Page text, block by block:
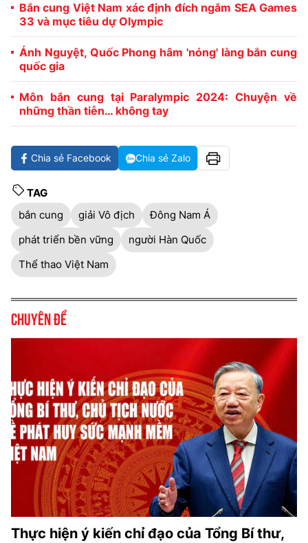
Bắn cung Việt Nam xác định đích ngắm SEA Games
33 và mục tiêu dự Olympic
Ánh Nguyệt, Quốc Phong hâm 'nóng' làng bắn cung
quốc gia
Môn bắn cung tại Paralympic 2024: Chuyện về
những thần tiễn… không tay
Chia sẻ Facebook Chia sẻ Zalo
TAG
bắn cung
giải Vô địch
Đông Nam Á
phát triển bền vững
người Hàn Quốc
Thể thao Việt Nam
Chuyên đề
Thực hiện ý kiến chỉ đạo của Tổng Bí thư,